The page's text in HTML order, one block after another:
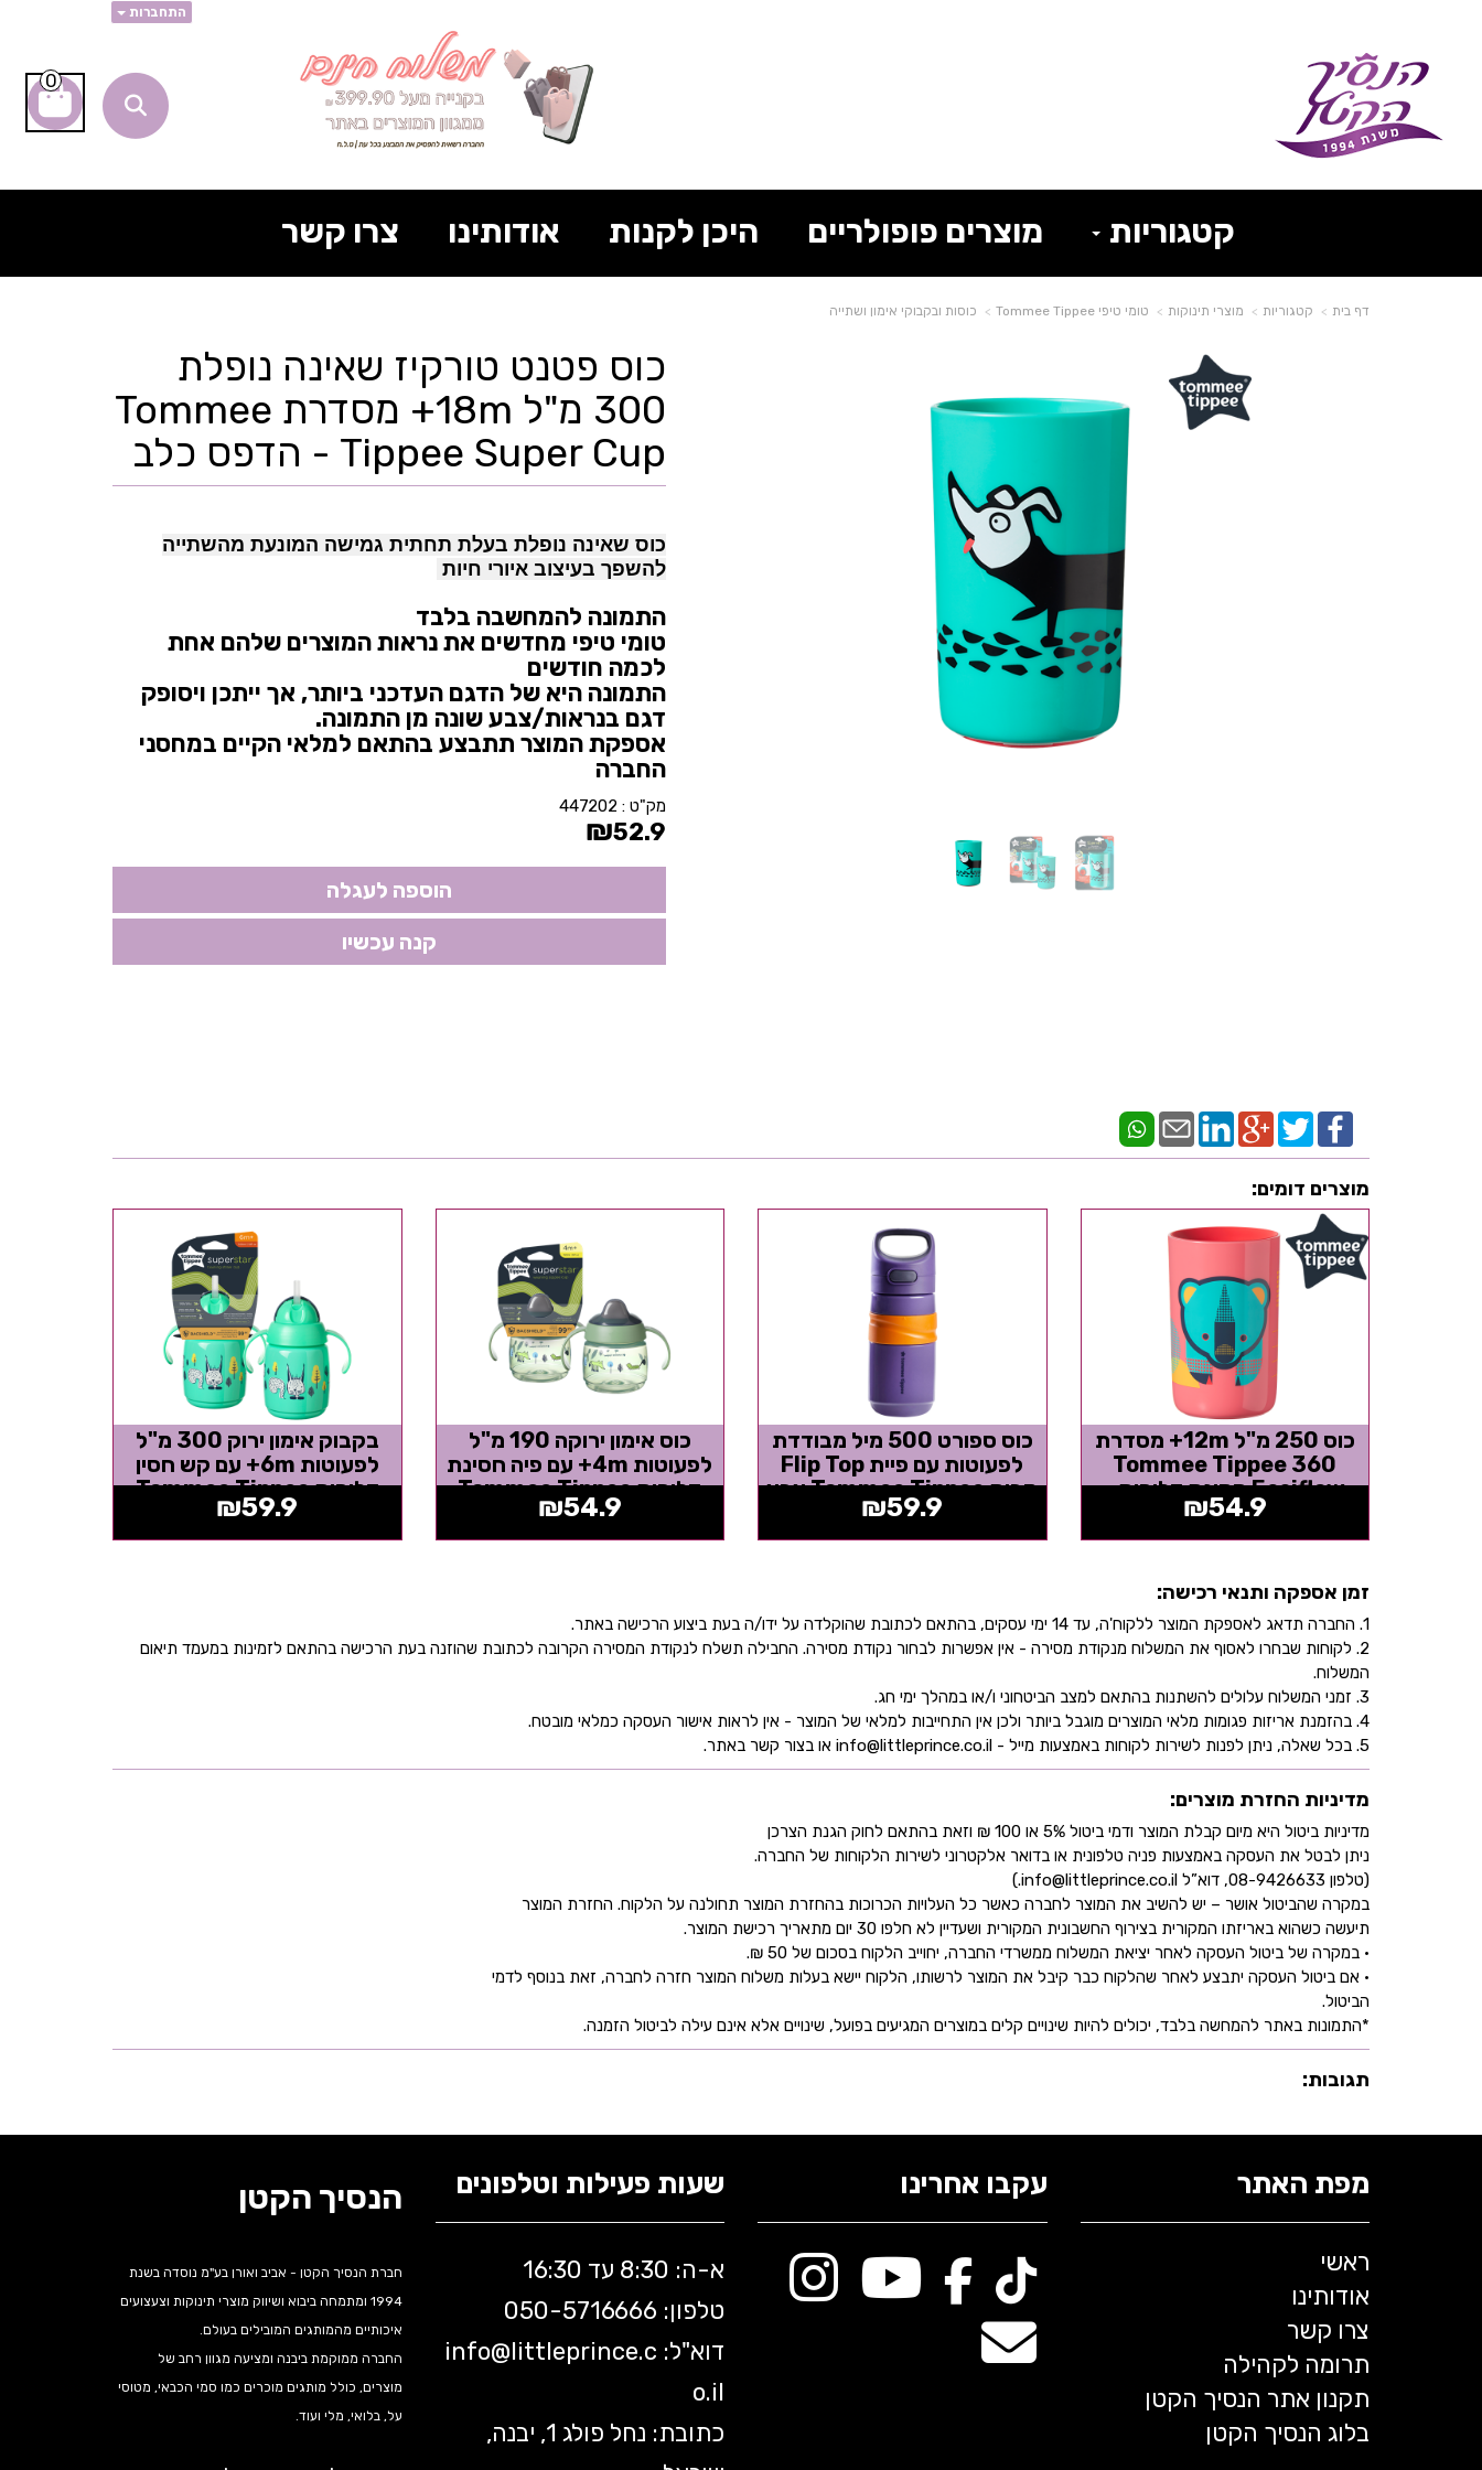
התחברות
0
קטגוריות מוצרים פופולריים היכן לקנות אודותינו צרו קשר
דף בית קטגוריות מוצרי תינוקות טומי טיפי Tommee Tippee כוסות ובקבוקי אימון ושתייה
כוס פטנט טורקיז שאינה נופלת
300 מ"ל 18m+ מסדרת Tommee
Tippee Super Cup - הדפס כלב
כוס שאינה נופלת בעלת תחתית גמישה המונעת מהשתייה
להשפך בעיצוב איורי חיות
התמונה להמחשבה בלבד
טומי טיפי מחדשים את נראות המוצרים שלהם אחת
לכמה חודשים
התמונה היא של הדגם העדכני ביותר, אך ייתכן ויסופק
דגם בנראות/צבע שונה מן התמונה.
אספקת המוצר תתבצע בהתאם למלאי הקיים במחסני
החברה
מק"ט : 447202
₪52.9
מוצרים דומים:
כוס 250 מ"ל 12m+ מסדרת
360 Tommee Tippee
Easiflow חסינת דליפות -
אדום איור דב
₪54.9
כוס ספורט 500 מיל מבודדת
לפעוטות עם פיית Flip Top
מבית Tommee Tippee צבע
סגול₪59.9
כוס אימון ירוקה 190 מ"ל
לפעוטות 4m+ עם פיה חסינת
דליפות Tommee Tippee
Superstar...
₪54.9
בקבוק אימון ירוק 300 מ"ל
לפעוטות 6m+ עם קש חסין
דליפות Tommee Tippee
Superstar
₪59.9
זמן אספקה ותנאי רכישה:
1. החברה תדאג לאספקת המוצר ללקוח'ה, עד 14 ימי עסקים, בהתאם לכתובת שהוקלדה על ידו/ה בעת ביצוע הרכישה באתר.
2. לקוחות שבחרו לאסוף את המשלוח מנקודת מסירה - אין אפשרות לבחור נקודת מסירה. החבילה תשלח לנקודת המסירה הקרובה לכתובת שהוזנה בעת הרכישה בהתאם לזמינות במעמד תיאום
המשלוח.
3. זמני המשלוח עלולים להשתנות בהתאם למצב הביטחוני ו/או במהלך ימי חג.
4. בהזמנת אריזות פגומות מלאי המוצרים מוגבל ביותר ולכן אין התחייבות למלאי של המוצר - אין לראות אישור העסקה כמלאי מובטח.
5. בכל שאלה, ניתן לפנות לשירות לקוחות באמצעות מייל - info@littleprince.co.il או בצור קשר באתר.
מדיניות החזרת מוצרים:
מדיניות ביטול היא מיום קבלת המוצר ודמי ביטול 5% או 100 ₪ וזאת בהתאם לחוק הגנת הצרכן
ניתן לבטל את העסקה באמצעות פניה טלפונית או בדואר אלקטרוני לשירות הלקוחות של החברה.
(טלפון 08-9426633, דוא”ל info@littleprince.co.il.)
במקרה שהביטול אושר – יש להשיב את המוצר לחברה כאשר כל העלויות הכרוכות בהחזרת המוצר תחולנה על הלקוח. החזרת המוצר
תיעשה כשהוא באריזתו המקורית בצירוף החשבונית המקורית ושעדיין לא חלפו 30 יום מתאריך רכישת המוצר.
• במקרה של ביטול העסקה לאחר יציאת המשלוח ממשרדי החברה, יחוייב הלקוח בסכום של 50 ₪.
• אם ביטול העסקה יתבצע לאחר שהלקוח כבר קיבל את המוצר לרשותו, הלקוח יישא בעלות משלוח המוצר חזרה לחברה, זאת בנוסף לדמי
הביטול.
*התמונות באתר להמחשה בלבד, יכולים להיות שינויים קלים במוצרים המגיעים בפועל, שינויים אלא אינם עילה לביטול הזמנה.
תגובות:
מפת האתר
ראשי
אודותינו
צרו קשר
תרומה לקהילה
תקנון אתר הנסיך הקטן
בלוג הנסיך הקטן
עקבו אחרינו שעות פעילות וטלפונים
א-ה: 8:30 עד 16:30
טלפון: 050-5 716666
דוא"ל:
info@littleprince.c
o.il
כתובת: נחל פולג 1, יבנה,
הנסיך הקטן
חברת הנסיך הקטן - אביב ואורן בע"מ נוסדה בשנת
1994 ומתמחה ביבוא ושיווק מוצרי תינוקות וצעצועים
איכותיים מהמותגים המובילים בעולם.
החברה ממוקמת ביבנה ומציעה מגוון רחב של
מוצרים, כולל מותגים מוכרים כמו סמי הכבאי, מטוסי
על, בלואי, מלי ועוד.